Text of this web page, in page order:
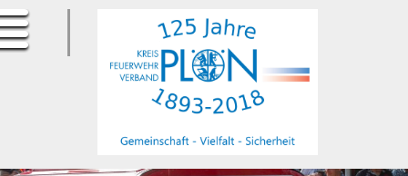
ErfurtApotheke.com